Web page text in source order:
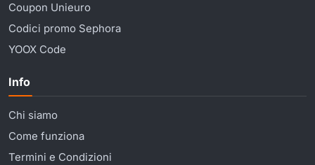
Coupon Unieuro
Codici promo Sephora
YOOX Code
Info
Chi siamo
Come funziona
Termini e Condizioni